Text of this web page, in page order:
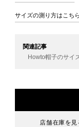
サイズの測り方はこちら
関連記事
Howto帽子のサイ
店舗在庫を見